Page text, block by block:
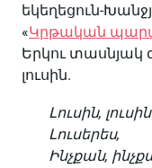
եկեղեցուն-
«Կրթական
Երկու տասնյակ
լուսին.
Լուսին, լուսին
Լուսերես,
Ինչքան,